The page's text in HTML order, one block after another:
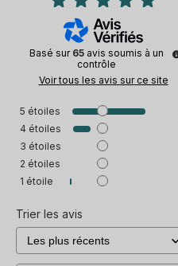
Basé sur 65 avis soumis à un
contrôle
Voir tous les avis sur ce site
5 étoiles
4 étoiles
3 étoiles
2 étoiles
1 étoile
Trier les avis